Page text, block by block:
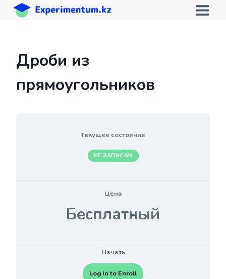
Перейти
Дроби из
прямоугольников
Текущее состояние
НЕ ЗАПИСАН
Цена
Бесплатный
Начать
Log In to Enroll